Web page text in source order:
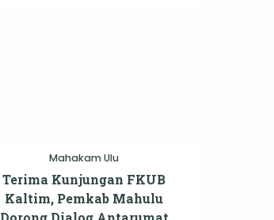
Mahakam Ulu
Terima Kunjungan FKUB
Kaltim, Pemkab Mahulu